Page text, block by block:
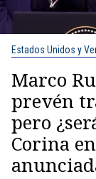
Estados Unidos y
Marco
prevén
pero
Corina